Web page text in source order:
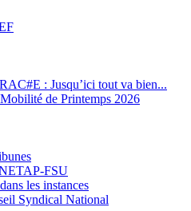
: Jusqu’ici tout va bien...
de Printemps 2026
FSU
les instances
Syndical National